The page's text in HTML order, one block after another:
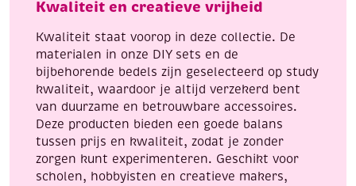
Kwaliteit en creatieve vrijheid
Kwaliteit staat voorop in deze collectie. De
materialen in onze DIY sets en de
bijbehorende bedels zijn geselecteerd op study
kwaliteit, waardoor je altijd verzekerd bent
van duurzame en betrouwbare accessoires.
Deze producten bieden een goede balans
tussen prijs en kwaliteit, zodat je zonder
zorgen kunt experimenteren. Geschikt voor
scholen, hobbyisten en creatieve makers,